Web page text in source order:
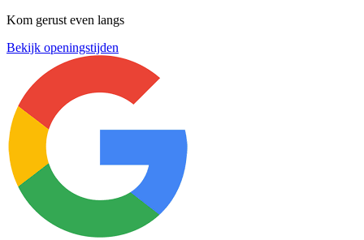
Kom gerust even langs
Bekijk openingstijden